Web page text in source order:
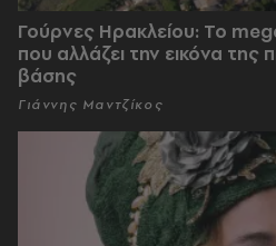
Γούρνες Ηρακλείου: To
που αλλάζει την εικόνα της
βάσης
Γιάννης Μαντζίκος